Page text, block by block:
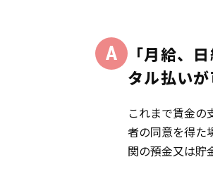
A
「月給、
タル払いが
これまで賃金の
者の同意を得た
関の預金又は貯